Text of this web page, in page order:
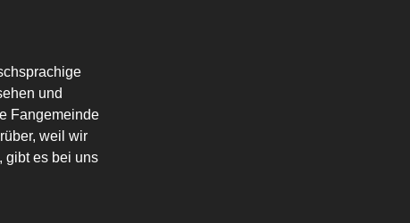
und
Fangemeinde
weil wir
gibt es bei uns